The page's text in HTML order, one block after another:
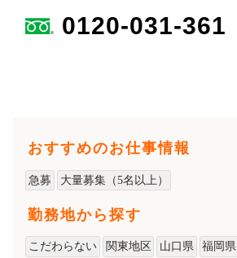
0120-031-361
おすすめのお仕事情報
急募 大量募集（5名以上）
勤務地から探す
こだわらない 関東地区 山口県 福岡県